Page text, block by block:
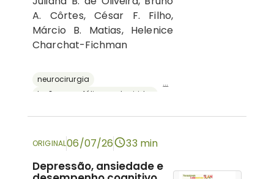
A. Côrtes, César F. Filho,
Márcio B. Matias, Helenice
Charchat-Fichman
neurocirurgia
bateria breve de rastreio cognitivo
...
ORIGINAL06/07/26 33 min
Depressão, ansiedade e